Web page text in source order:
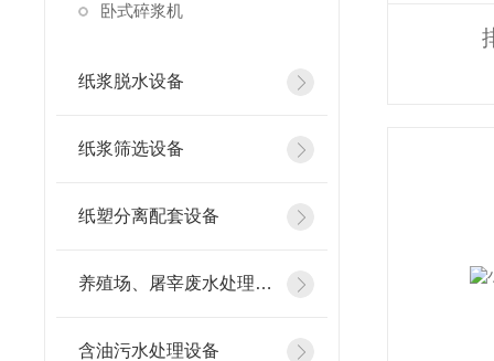
卧式碎浆机
纸浆脱水设备
纸浆筛选设备
纸塑分离配套设备
养殖场、屠宰废水处理设备
含油污水处理设备